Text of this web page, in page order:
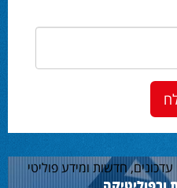
חדשות ומידע פוליטי